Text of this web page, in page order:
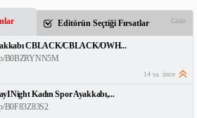
Editörün Seçtiği Fırsatlar Gizle
CBLACK/CBLACK/OWH...
B0BZRYNN5M
14 sa. önce
Kadın Spor Ayakkabı,...
B0F83Z83S2